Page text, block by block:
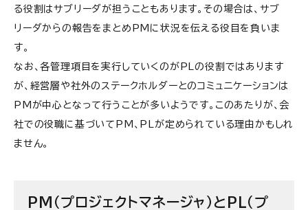
る役割はサブリーダが担うこともあります。その場合は、サブ
リーダからの報告をまとめPMに状況を伝える役目を負いま
す。
なお、各管理項目を実行していくのがPLの役割ではあります
が、経営層や社外のステークホルダーとのコミュニケーションは
PMが中心となって行うことが多いようです。このあたりが、会
社での役職に基づいてPM、PLが定められている理由かもしれ
ません。
PM（プロジェクトマネージャ）とPL（プ